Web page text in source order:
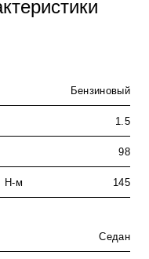
Бензиновый
1.5
98
Н-м 145
Седан